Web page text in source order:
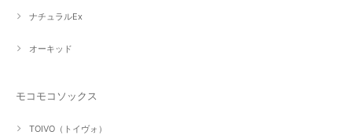
ナチュラルEx
オーキッド
モコモコソックス
TOIVO（トイヴォ）